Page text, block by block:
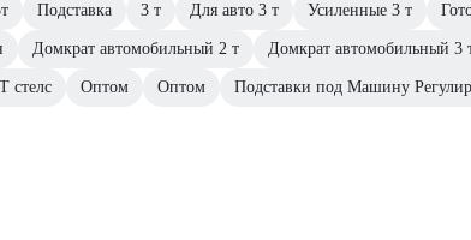
Подставка 3 т Для авто 3 т Усиленные 3 т
Домкрат автомобильный 2 т Домкрат автомобильный 3
стелс Оптом Оптом Подставки под Машину